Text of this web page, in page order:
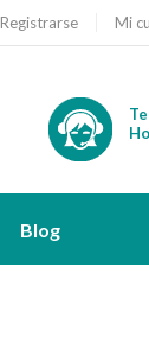
Registrarse Mi
Blog